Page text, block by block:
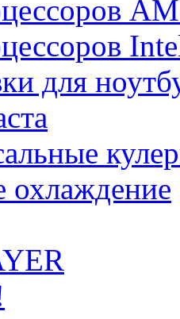
для
охлаждение